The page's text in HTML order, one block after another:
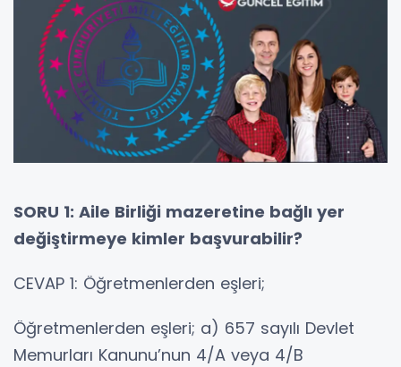
SORU 1: Aile Birliği mazeretine bağlı yer
değiştirmeye kimler başvurabilir?
CEVAP 1: Öğretmenlerden eşleri;
Öğretmenlerden eşleri; a) 657 sayılı Devlet
Memurları Kanunu’nun 4/A veya 4/B